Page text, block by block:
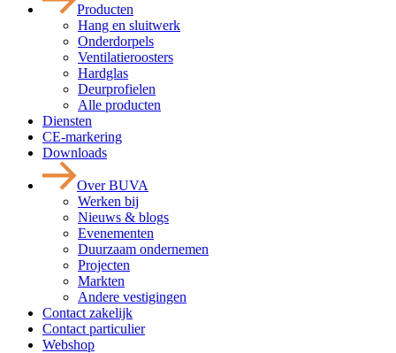
Producten
Hang en sluitwerk
Onderdorpels
Ventilatieroosters
Hardglas
Deurprofielen
Alle producten
Diensten
CE-markering
Downloads
Over BUVA
Werken bij
Nieuws & blogs
Evenementen
Duurzaam ondernemen
Projecten
Markten
Andere vestigingen
Contact zakelijk
Contact particulier
Webshop